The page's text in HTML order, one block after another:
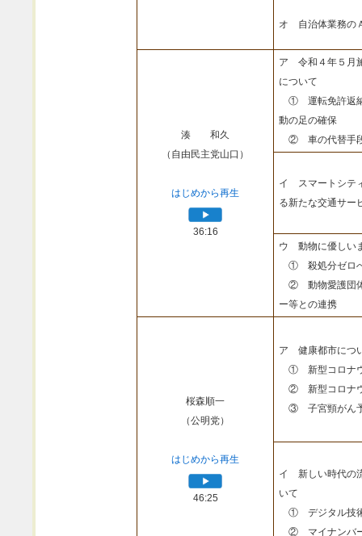
オ 自治体業務の
湊 和久
（自由民主党山口）
はじめから再生
36:16
ア 令和４年５月
について
① 運転免許返納
動の足の確保
② 車の代替手段
イ スマートシテ
る新たな交通サー
ウ 動物に優しい
① 殺処分ゼロへ
② 動物愛護団体
ー等との連携
桜森順一
（公明党）
はじめから再生
46:25
ア 健康都市につ
① 新型コロナウ
② 新型コロナウ
③ 子宮頸がん予
イ 新しい時代の
いて
① デジタル技
② マイナンバ